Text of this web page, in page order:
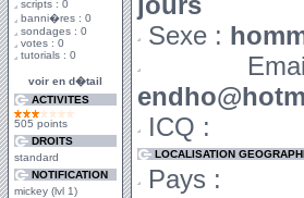
scripts : 0
banni�res : 0
sondages : 0
votes : 0
tutorials : 0
voir en d�tail
ACTIVITES
505 points
DROITS
standard
NOTIFICATION
mickey (lvl 1)
Sexe :
ICQ :
LOCALISATION
Pays :